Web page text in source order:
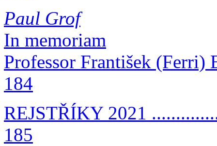
Paul Grof
In memoriam
Professor František (Ferri)
184
REJSTŘÍKY 2021
185